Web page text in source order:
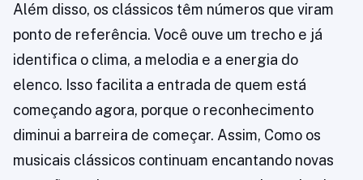
Além disso, os clássicos têm números que viram
ponto de referência. Você ouve um trecho e já
identifica o clima, a melodia e a energia do
elenco. Isso facilita a entrada de quem está
começando agora, porque o reconhecimento
diminui a barreira de começar. Assim, Como os
musicais clássicos continuam encantando novas